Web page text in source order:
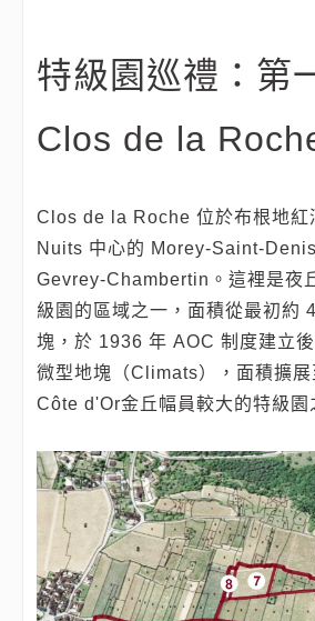
特級園巡禮：第
Clos de la
Clos de la Roche 位於布根地紅
Nuits 中心的 Morey-Saint-
Gevrey-Chambertin。這裡是夜
級園的區域之一，面積從最初約
塊，於 1936 年 AOC 制度建立
微型地塊（Climats），面積擴
Côte d'Or金丘幅員較大的特級園